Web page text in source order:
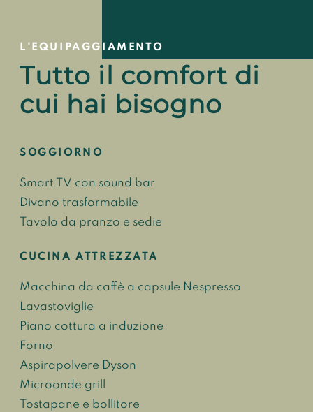
Tutto il comfort di
cui hai bisogno
L'EQUIPAGGIAMENTO
SOGGIORNO
Smart TV con sound bar
Divano trasformabile
Tavolo da pranzo e sedie
CUCINA ATTREZZATA
Macchina da caffè a capsule Nespresso
Lavastoviglie
Piano cottura a induzione
Forno
Aspirapolvere Dyson
Microonde grill
Tostapane e bollitore